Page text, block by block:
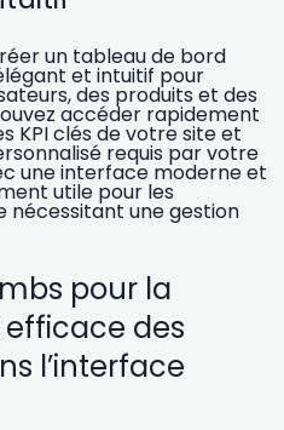
un tableau de bord
et intuitif pour
des produits et des
accéder rapidement
KPI clés de votre site et
requis par votre
une interface moderne et
utile pour les
une gestion
pour la
des
l’interface